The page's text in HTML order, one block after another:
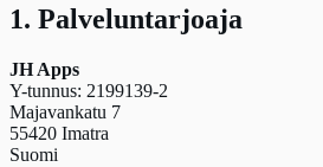
1. Palveluntarjoaja
JH Apps
Y-tunnus: 2199139-2
Majavankatu 7
55420 Imatra
Suomi